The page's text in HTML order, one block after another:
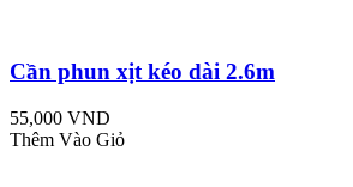
Cần phun xịt kéo dài 2.6m
55,000 VND
Thêm Vào Giỏ